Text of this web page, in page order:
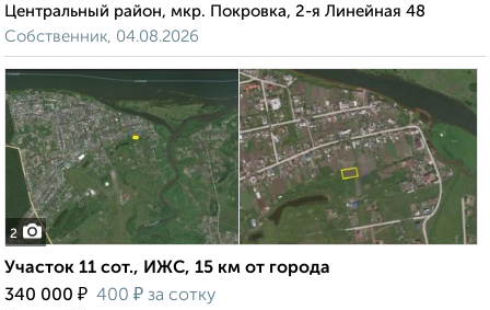
Центральный район, мкр. Покровка, 2-я Линейная 48
Собственник, 04.08.2026
2
Участок 11 сот., ИЖС, 15 км от города
340 000 ₽ 400 ₽ за сотку